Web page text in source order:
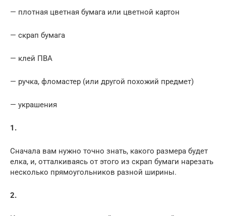
— плотная цветная бумага или цветной картон
— скрап бумага
— клей ПВА
— ручка, фломастер (или другой похожий предмет)
— украшения
1.
Сначала вам нужно точно знать, какого размера будет
елка, и, отталкиваясь от этого из скрап бумаги нарезать
несколько прямоугольников разной ширины.
2.